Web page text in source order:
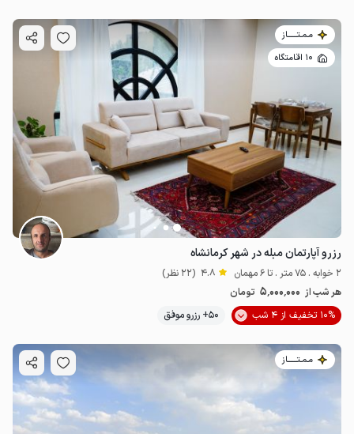
مـمـتــــــاز
10 اقامتگاه
رزرو آپارتمان مبله در شهر کرمانشاه
2 خوابه . 75 متر . تا 6 مهمان 4.8 (22 نظر)
هر شب از 5٬000٬000 تومان
10% تخفیف از 4 شب
50+ رزرو موفق
مـمـتــــــاز